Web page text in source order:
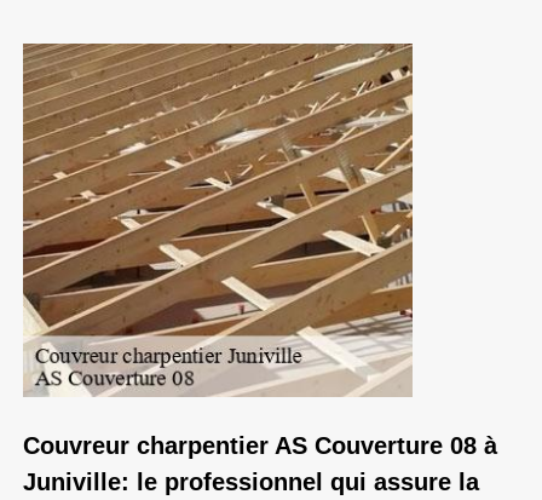
Couvreur charpentier AS Couverture 08 à
Juniville: le professionnel qui assure la